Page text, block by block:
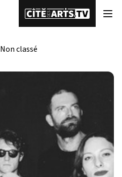
Non classé